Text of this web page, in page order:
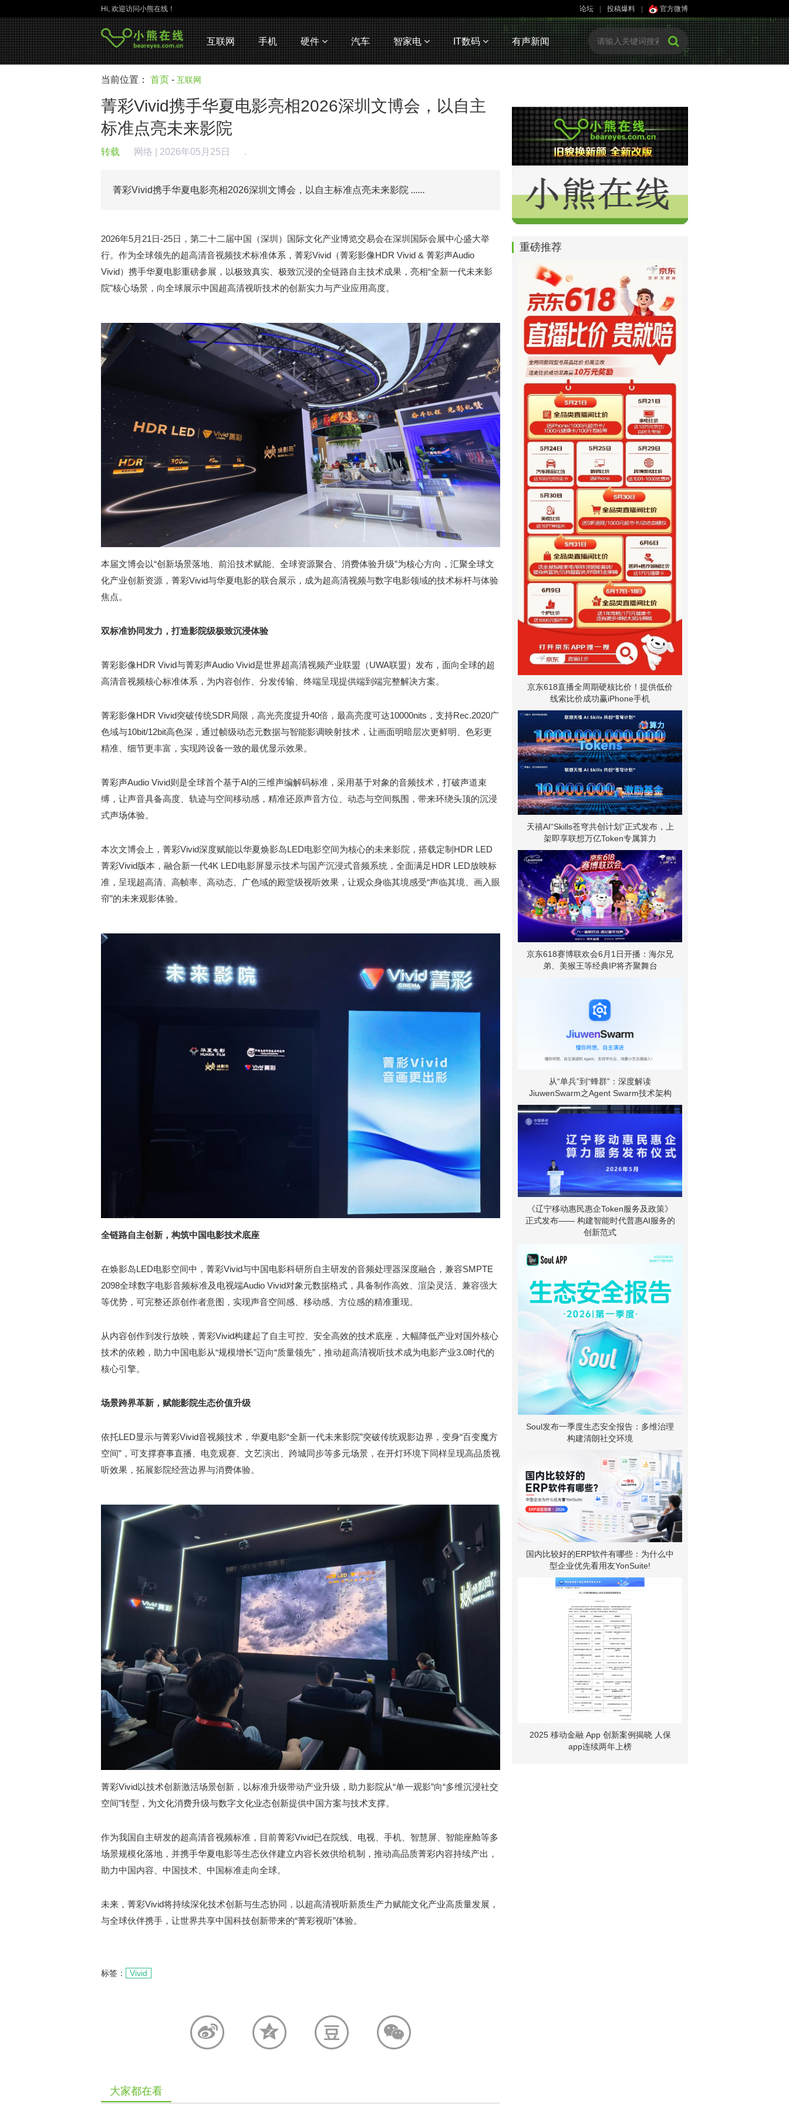
Hi, 欢迎访问小熊在线！ 论坛 投稿爆料 官方微博
互联网 手机 硬件 汽车 智家电 IT数码 有声新闻
当前位置： 首页 - 互联网
菁彩Vivid携手华夏电影亮相2026深圳文博会，以自主
标准点亮未来影院
转载 网络 | 2026年05月25日 .
菁彩Vivid携手华夏电影亮相2026深圳文博会，以自主标准点亮未来影院 ......
2026年5月21日-25日，第二十二届中国（深圳）国际文化产业博览交易会在深圳国际会展中心盛大举
行。作为全球领先的超高清音视频技术标准体系，菁彩Vivid（菁彩影像HDR Vivid & 菁彩声Audio
Vivid）携手华夏电影重磅参展，以极致真实、极致沉浸的全链路自主技术成果，亮相“全新一代未来影
院”核心场景，向全球展示中国超高清视听技术的创新实力与产业应用高度。
本届文博会以“创新场景落地、前沿技术赋能、全球资源聚合、消费体验升级”为核心方向，汇聚全球文
化产业创新资源，菁彩Vivid与华夏电影的联合展示，成为超高清视频与数字电影领域的技术标杆与体验
焦点。
双标准协同发力 ， 打造影院级极致沉浸体验
菁彩影像HDR Vivid与菁彩声Audio Vivid是世界超高清视频产业联盟（UWA联盟）发布，面向全球的超
高清音视频核心标准体系，为内容创作、分发传输、终端呈现提供端到端完整解决方案。
菁彩影像HDR Vivid突破传统SDR局限，高光亮度提升40倍，最高亮度可达10000nits，支持Rec.2020广
色域与10bit/12bit高色深，通过帧级动态元数据与智能影调映射技术，让画面明暗层次更鲜明、色彩更
精准、细节更丰富，实现跨设备一致的最优显示效果。
菁彩声Audio Vivid则是全球首个基于AI的三维声编解码标准，采用基于对象的音频技术，打破声道束
缚，让声音具备高度、轨迹与空间移动感，精准还原声音方位、动态与空间氛围，带来环绕头顶的沉浸
式声场体验。
本次文博会上，菁彩Vivid深度赋能以华夏焕影岛LED电影空间为核心的未来影院，搭载定制HDR LED
菁彩Vivid版本，融合新一代4K LED电影屏显示技术与国产沉浸式音频系统，全面满足HDR LED放映标
准，呈现超高清、高帧率、高动态、广色域的殿堂级视听效果，让观众身临其境感受“声临其境、画入眼
帘”的未来观影体验。
全链路自主创新 ， 构筑中国电影技术底座
在焕影岛LED电影空间中，菁彩Vivid与中国电影科研所自主研发的音频处理器深度融合，兼容SMPTE
2098全球数字电影音频标准及电视端Audio Vivid对象元数据格式，具备制作高效、渲染灵活、兼容强大
等优势，可完整还原创作者意图，实现声音空间感、移动感、方位感的精准重现。
从内容创作到发行放映，菁彩Vivid构建起了自主可控、安全高效的技术底座，大幅降低产业对国外核心
技术的依赖，助力中国电影从“规模增长”迈向“质量领先”，推动超高清视听技术成为电影产业3.0时代的
核心引擎。
场景跨界革新 ， 赋能影院生态价值升级
依托LED显示与菁彩Vivid音视频技术，华夏电影“全新一代未来影院”突破传统观影边界，变身“百变魔方
空间”，可支撑赛事直播、电竞观赛、文艺演出、跨城同步等多元场景，在开灯环境下同样呈现高品质视
听效果，拓展影院经营边界与消费体验。
菁彩Vivid以技术创新激活场景创新，以标准升级带动产业升级，助力影院从“单一观影”向“多维沉浸社交
空间”转型，为文化消费升级与数字文化业态创新提供中国方案与技术支撑。
作为我国自主研发的超高清音视频标准，目前菁彩Vivid已在院线、电视、手机、智慧屏、智能座舱等多
场景规模化落地，并携手华夏电影等生态伙伴建立内容长效供给机制，推动高品质菁彩内容持续产出，
助力中国内容、中国技术、中国标准走向全球。
未来，菁彩Vivid将持续深化技术创新与生态协同，以超高清视听新质生产力赋能文化产业高质量发展，
与全球伙伴携手，让世界共享中国科技创新带来的“菁彩视听”体验。
标签： Vivid
大家都在看
重磅推荐
京东618直播全周期硬核比价！提供低价
线索比价成功赢iPhone手机
天禧AI“Skills苍穹共创计划”正式发布，上
架即享联想万亿Token专属算力
京东618赛博联欢会6月1日开播：海尔兄
弟、美猴王等经典IP将齐聚舞台
从“单兵”到“蜂群”：深度解读
JiuwenSwarm之Agent Swarm技术架构
《辽宁移动惠民惠企Token服务及政策》
正式发布—— 构建智能时代普惠AI服务的
创新范式
Soul发布一季度生态安全报告：多维治理
构建清朗社交环境
国内比较好的ERP软件有哪些：为什么中
型企业优先看用友YonSuite!
2025 移动金融 App 创新案例揭晓 人保
app连续两年上榜